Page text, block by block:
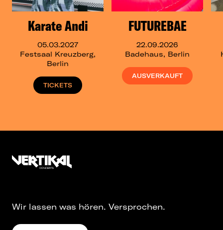
Karate Andi
05.03.2027
Festsaal Kreuzberg,
Berlin
TICKETS
FUTUREBAE
22.09.2026
Badehaus, Berlin
AUSVERKAUFT
Wir lassen was hören. Versprochen.